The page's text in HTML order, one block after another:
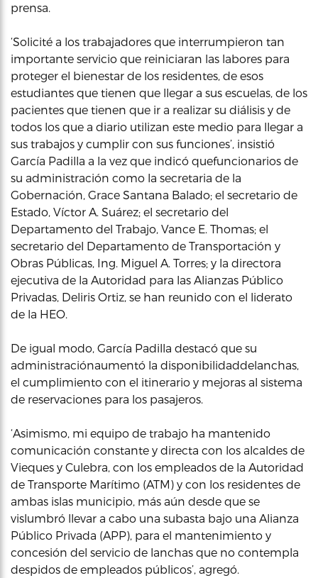
prensa.
‘Solicité a los trabajadores que interrumpieron tan
importante servicio que reiniciaran las labores para
proteger el bienestar de los residentes, de esos
estudiantes que tienen que llegar a sus escuelas, de los
pacientes que tienen que ir a realizar su diálisis y de
todos los que a diario utilizan este medio para llegar a
sus trabajos y cumplir con sus funciones’, insistió
García Padilla a la vez que indicó quefuncionarios de
su administración como la secretaria de la
Gobernación, Grace Santana Balado; el secretario de
Estado, Víctor A. Suárez; el secretario del
Departamento del Trabajo, Vance E. Thomas; el
secretario del Departamento de Transportación y
Obras Públicas, Ing. Miguel A. Torres; y la directora
ejecutiva de la Autoridad para las Alianzas Público
Privadas, Deliris Ortiz, se han reunido con el liderato
de la HEO.
De igual modo, García Padilla destacó que su
administraciónaumentó la disponibilidaddelanchas,
el cumplimiento con el itinerario y mejoras al sistema
de reservaciones para los pasajeros.
‘Asimismo, mi equipo de trabajo ha mantenido
comunicación constante y directa con los alcaldes de
Vieques y Culebra, con los empleados de la Autoridad
de Transporte Marítimo (ATM) y con los residentes de
ambas islas municipio, más aún desde que se
vislumbró llevar a cabo una subasta bajo una Alianza
Público Privada (APP), para el mantenimiento y
concesión del servicio de lanchas que no contempla
despidos de empleados públicos’, agregó.